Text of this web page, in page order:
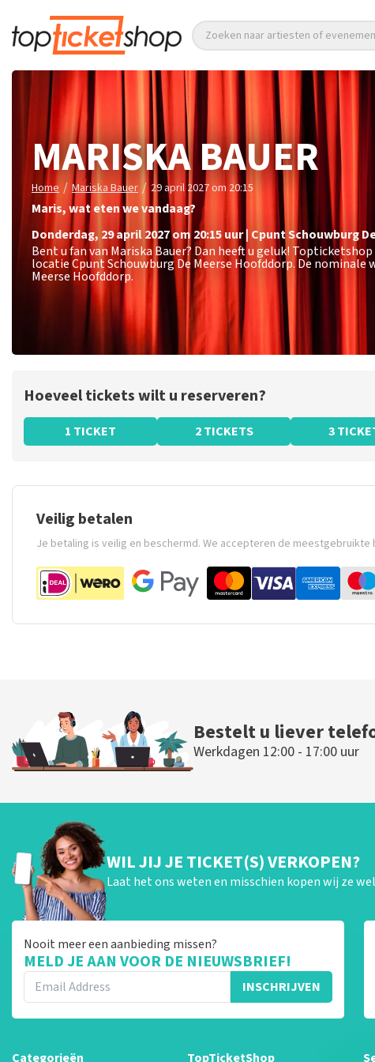
Zoeken naar artiesten of
MARISKA BAUER
Home / Mariska Bauer / 29 april 2027 om 20:15
Maris, wat eten we vandaag?
donderdag, 29 april 2027 om 20:15uur| Cpunt Schouwburg
Bent u fan van Mariska Bauer? Dan heeft u geluk!
locatie Cpunt Schouwburg De Meerse Hoofddorp. De nominale
Meerse Hoofddorp.
Hoeveel tickets wilt u reserveren?
1 TICKET 2 TICKETS 3
Veilig betalen
Je betaling is veilig en beschermd. We accepteren de meestgebruikte
Bestelt u liever
Werkdagen 12:00 - 17:00 uur
WIL JIJ JE TICKET(S) VERKOPEN?
Laat het ons weten en misschien kopen wij ze
Nooit meer een aanbieding missen?
MELD JE AAN VOOR DE NIEUWSBRIEF!
INSCHRIJVEN
Categorieën TopTicketShop